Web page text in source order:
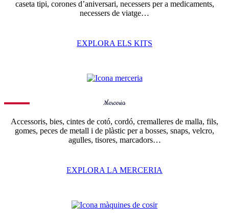
caseta tipi, corones d’aniversari, necessers per a medicaments,
necessers de viatge…
EXPLORA ELS KITS
Merceria
Accessoris, bies, cintes de cotó, cordó, cremalleres de malla, fils,
gomes, peces de metall i de plàstic per a bosses, snaps, velcro,
agulles, tisores, marcadors…
EXPLORA LA MERCERIA